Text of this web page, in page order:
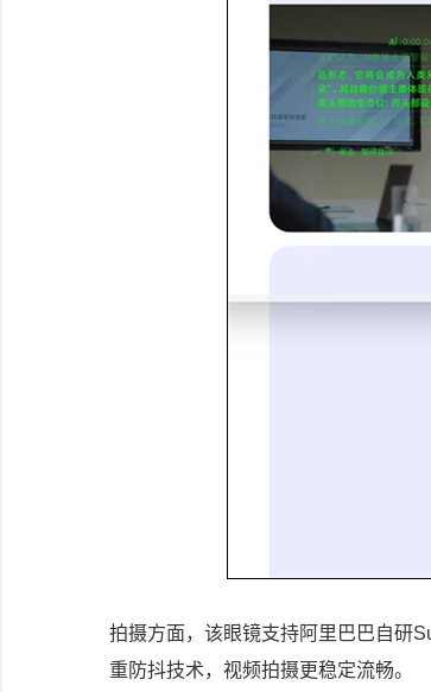
拍摄方面，该眼镜支持阿里巴巴自研
重防抖技术，视频拍摄更稳定流畅。